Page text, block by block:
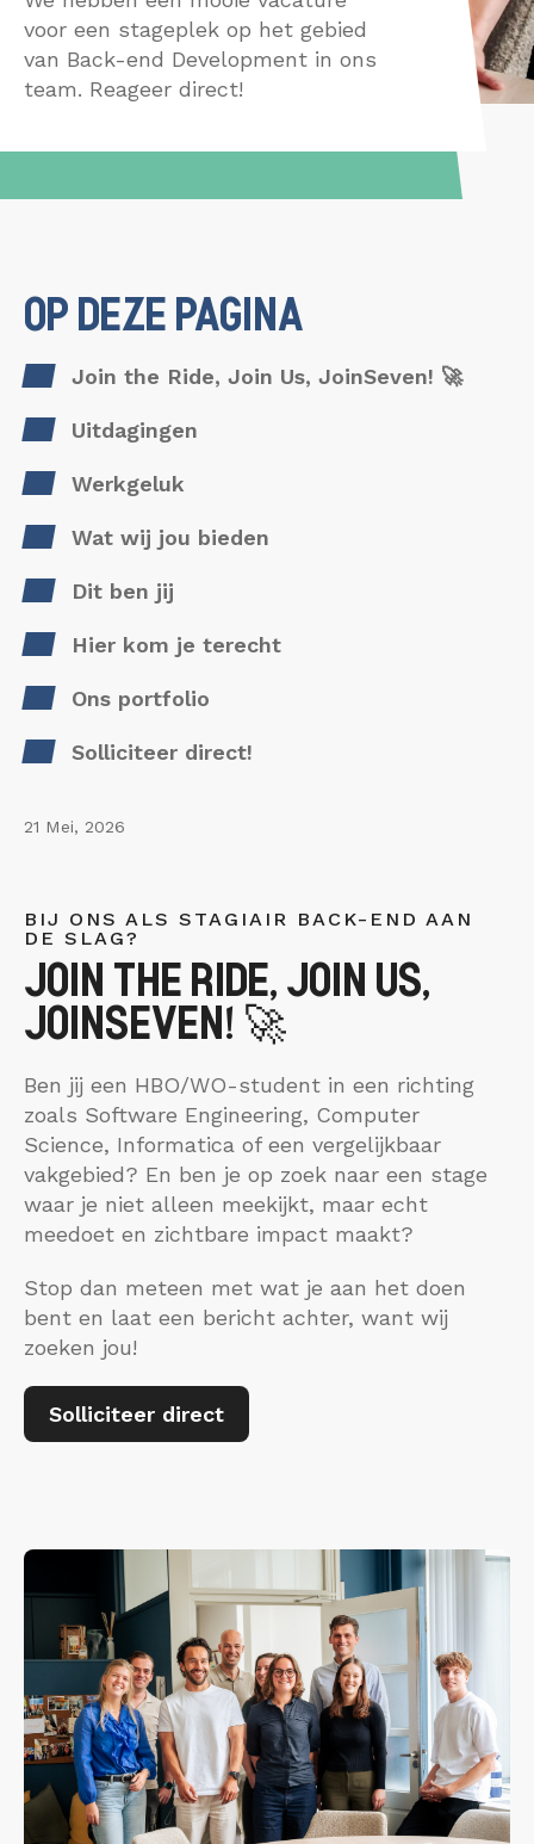
Interim
CONTACT
Dataplatform
voor een stageplek op het gebied
van Back-end Development in ons
team. Reageer direct!
OP DEZE PAGINA
Join the Ride, Join Us, JoinSeven! 🚀
Uitdagingen
Werkgeluk
Wat wij jou bieden
Dit ben jij
Hier kom je terecht
Ons portfolio
Solliciteer direct!
21 Mei, 2026
BIJ ONS ALS STAGIAIR BACK-END AAN
DE SLAG?
JOIN THE RIDE, JOIN US,
JOINSEVEN! 🚀
Ben jij een HBO/WO-student in een richting
zoals Software Engineering, Computer
Science, Informatica of een vergelijkbaar
vakgebied? En ben je op zoek naar een stage
waar je niet alleen meekijkt, maar echt
meedoet en zichtbare impact maakt?
Stop dan meteen met wat je aan het doen
bent en laat een bericht achter, want wij
zoeken jou!
Solliciteer direct